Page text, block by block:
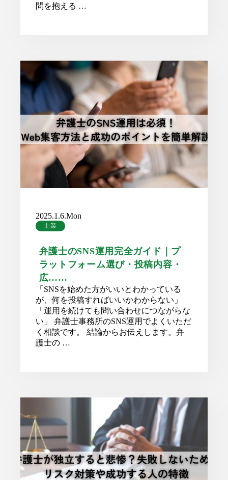
問を抱える …
2025.1.6.Mon
士業
弁護士のSNS運用完全ガイド｜プ
ラットフォーム選び・投稿内容・
広……
「SNSを始めた方がいいとわかっている
が、何を投稿すればいいかわからない」
「運用を続けても問い合わせにつながらな
い」 弁護士事務所のSNS運用でよくいただ
く相談です。 結論からお伝えします。弁
護士の …